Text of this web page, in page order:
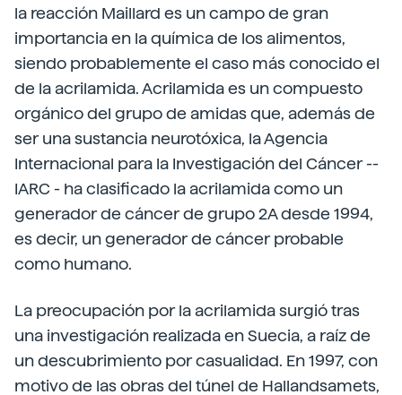
la reacción Maillard es un campo de gran
importancia en la química de los alimentos,
siendo probablemente el caso más conocido el
de la acrilamida. Acrilamida es un compuesto
orgánico del grupo de amidas que, además de
ser una sustancia neurotóxica, la Agencia
Internacional para la Investigación del Cáncer --
IARC - ha clasificado la acrilamida como un
generador de cáncer de grupo 2A desde 1994,
es decir, un generador de cáncer probable
como humano.
La preocupación por la acrilamida surgió tras
una investigación realizada en Suecia, a raíz de
un descubrimiento por casualidad. En 1997, con
motivo de las obras del túnel de Hallandsamets,